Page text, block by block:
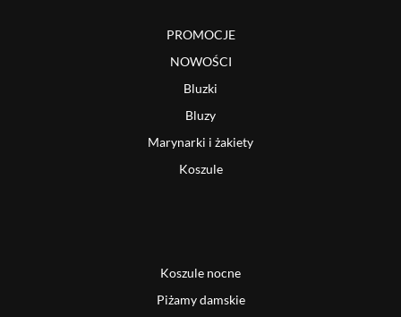
PROMOCJE
NOWOŚCI
Bluzki
Bluzy
Marynarki i żakiety
Koszule
Koszule nocne
Piżamy damskie